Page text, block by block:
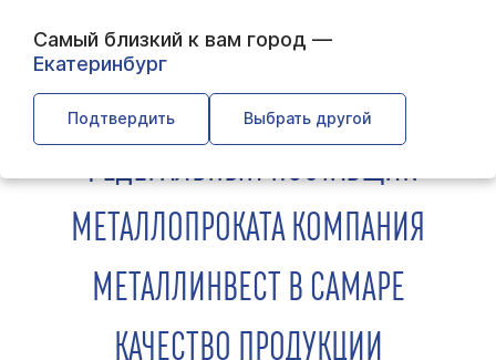
Самый близкий к вам город —
Екатеринбург
Подтвердить Выбрать другой
МЕТАЛЛОПРОКАТА КОМПАНИЯ
МЕТАЛЛИНВЕСТ В САМАРЕ
КАЧЕСТВО ПРОДУКЦИИ